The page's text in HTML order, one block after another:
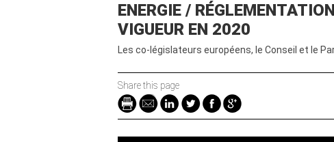
ENERGIE /
VIGUEUR EN 2020
Les co-législateurs européens, le Conseil et le
Share this page